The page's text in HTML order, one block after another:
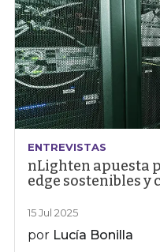
ENTREVISTAS
nLighten apuesta
edge sostenibles y
15 Jul 2025
por Lucía Bonilla